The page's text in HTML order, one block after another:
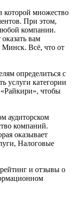
которой множество
При этом,
компании.
вам
Минск. Всё, что от
определиться с
услуги категории
чтобы
аудиторском
компаний.
оказывает
Налоговые
и отзывы о